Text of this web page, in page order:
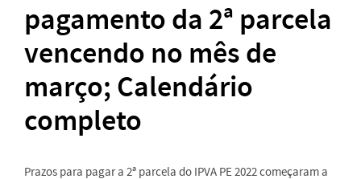
pagamento da 2ª parcela
vencendo no mês de
março; Calendário
completo
Prazos para pagar a 2ª parcela do IPVA PE 2022 começaram a